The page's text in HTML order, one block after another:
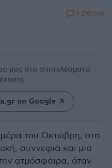
9 ΣΧΟΛΙΑ
μας στα αποτελέσματα
on Google
του Οκτώβρη, στο
συννεφιά και μια
ατμόσφαιρα, όταν